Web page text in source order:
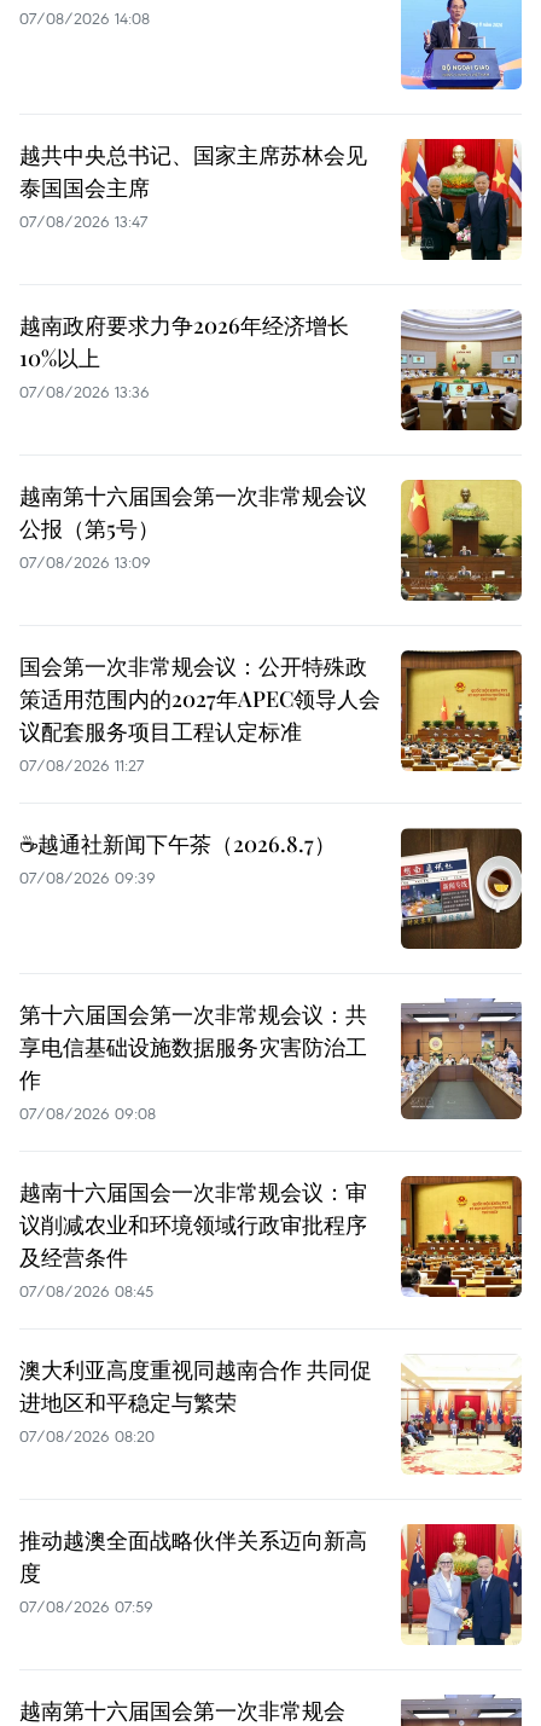
07/08/2026 14:08
越共中央总书记、国家主席苏林会见
泰国国会主席
07/08/2026 13:47
越南政府要求力争2026年经济增长
10%以上
07/08/2026 13:36
越南第十六届国会第一次非常规会议
公报（第5号）
07/08/2026 13:09
国会第一次非常规会议：公开特殊政
策适用范围内的2027年APEC领导人会
议配套服务项目工程认定标准
07/08/2026 11:27
☕️越通社新闻下午茶（2026.8.7）
07/08/2026 09:39
第十六届国会第一次非常规会议：共
享电信基础设施数据服务灾害防治工
作
07/08/2026 09:08
越南十六届国会一次非常规会议：审
议削减农业和环境领域行政审批程序
及经营条件
07/08/2026 08:45
澳大利亚高度重视同越南合作 共同促
进地区和平稳定与繁荣
07/08/2026 08:20
推动越澳全面战略伙伴关系迈向新高
度
07/08/2026 07:59
越南第十六届国会第一次非常规会